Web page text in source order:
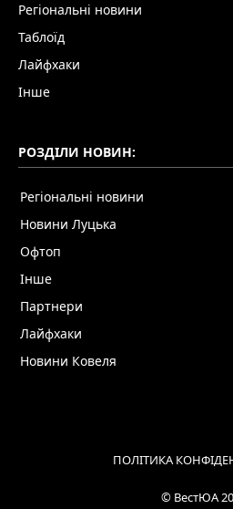
Регіональні новини
Таблоїд
Лайфхаки
Інше
РОЗДІЛИ НОВИН:
Регіональні новини
Новини Луцька
Офтоп
Інше
Партнери
Лайфхаки
Новини Ковеля
ПОЛІТИКА
© ВестЮА